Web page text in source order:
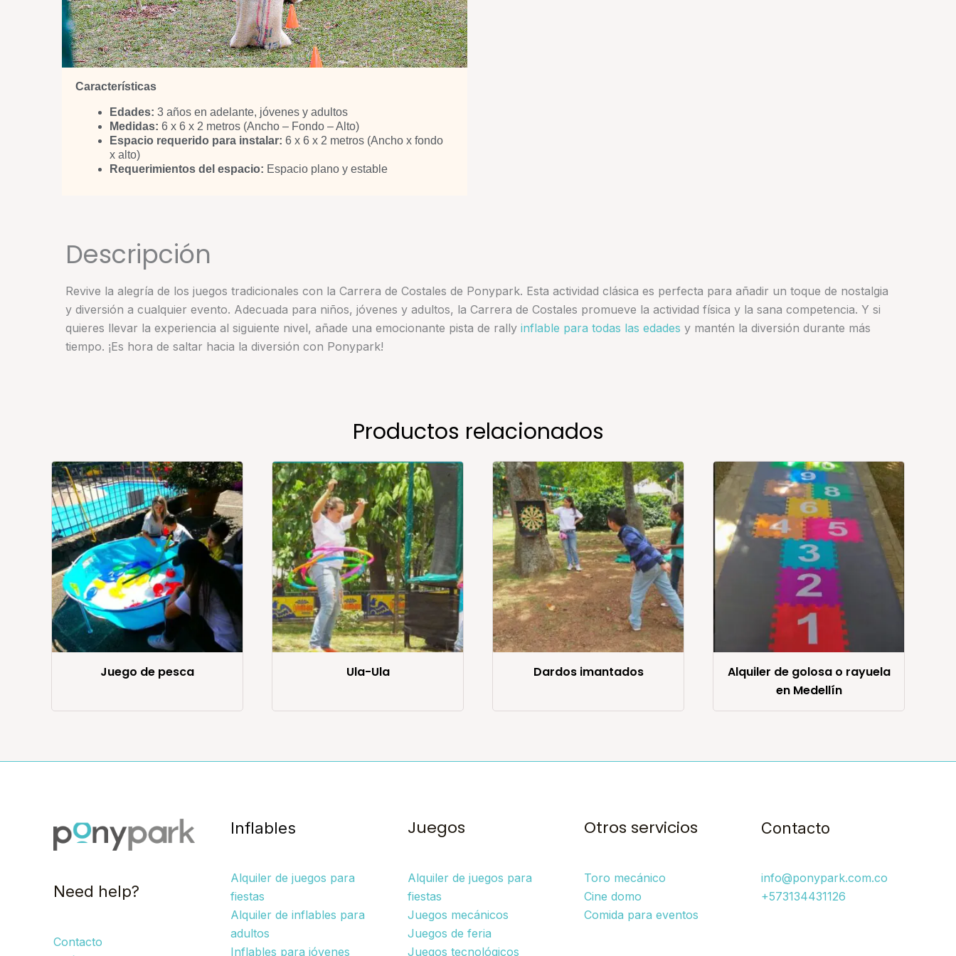
Características
Edades: 3 años en adelante, jóvenes y adultos
Medidas: 6 x 6 x 2 metros (Ancho – Fondo – Alto)
Espacio requerido para instalar: 6 x 6 x 2 metros (Ancho x fondo
x alto)
Requerimientos del espacio: Espacio plano y estable
Descripción
Revive la alegría de los juegos tradicionales con la Carrera de Costales de Ponypark. Esta actividad clásica es perfecta para añadir un toque de nostalgia
y diversión a cualquier evento. Adecuada para niños, jóvenes y adultos, la Carrera de Costales promueve la actividad física y la sana competencia. Y si
quieres llevar la experiencia al siguiente nivel, añade una emocionante pista de rally inflable para todas las edades y mantén la diversión durante más
tiempo. ¡Es hora de saltar hacia la diversión con Ponypark!
Productos relacionados
Juego de pesca Ula-Ula Dardos imantados
Alquiler de golosa o rayuela
en Medellín
Need help?
Contacto
Inflables
Alquiler de juegos para
fiestas
Alquiler de inflables para
adultos
Inflables para jóvenes
Juegos
Alquiler de juegos para
fiestas
Juegos mecánicos
Juegos de feria
Juegos tecnológicos
Otros servicios
Toro mecánico
Cine domo
Comida para eventos
Contacto
info@ponypark.com.co
+573134431126